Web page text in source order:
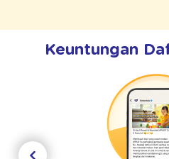
Keuntungan